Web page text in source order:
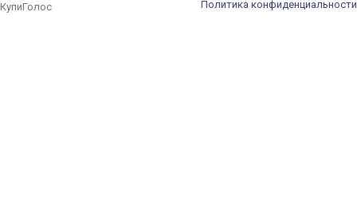
КупиГолос
Политика конфиденциальности